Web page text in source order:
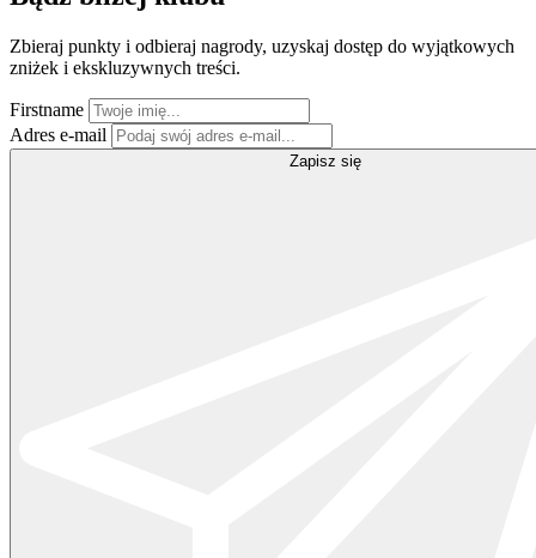
Zbieraj punkty i odbieraj nagrody, uzyskaj dostęp do wyjątkowych
zniżek i ekskluzywnych treści.
Firstname
Adres e-mail
Zapisz się